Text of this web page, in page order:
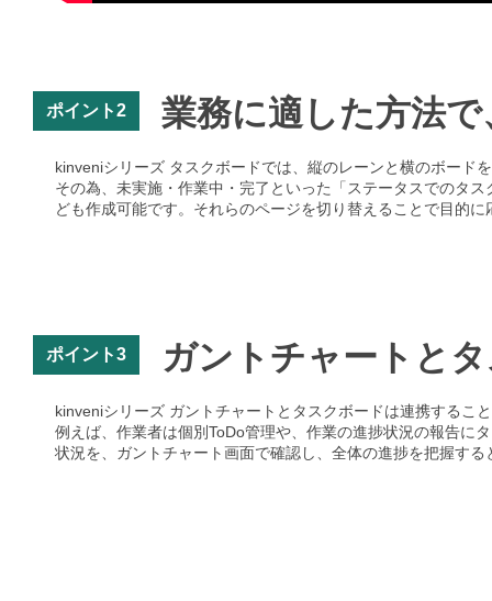
ポイント2 業務に適した方法
kinveniシリーズ タスクボードでは、縦のレーンと横のボード
その為、未実施・作業中・完了といった「ステータスでのタ
ども作成可能です。それらのページを切り替えることで目的
ポイント3 ガントチャートと
kinveniシリーズ ガントチャートとタスクボードは連携するこ
例えば、作業者は個別ToDo管理や、作業の進捗状況の報告に
状況を、ガントチャート画面で確認し、全体の進捗を把握す